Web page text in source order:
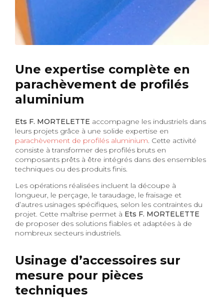
Une expertise complète en
parachèvement de profilés
aluminium
Ets F. MORTELETTE accompagne les industriels dans
leurs projets grâce à une solide expertise en
parachèvement de profilés aluminium. Cette activité
consiste à transformer des profilés bruts en
composants prêts à être intégrés dans des ensembles
techniques ou des produits finis.
Les opérations réalisées incluent la découpe à
longueur, le perçage, le taraudage, le fraisage et
d’autres usinages spécifiques, selon les contraintes du
projet. Cette maîtrise permet à Ets F. MORTELETTE
de proposer des solutions fiables et adaptées à de
nombreux secteurs industriels.
Usinage d’accessoires sur
mesure pour pièces
techniques